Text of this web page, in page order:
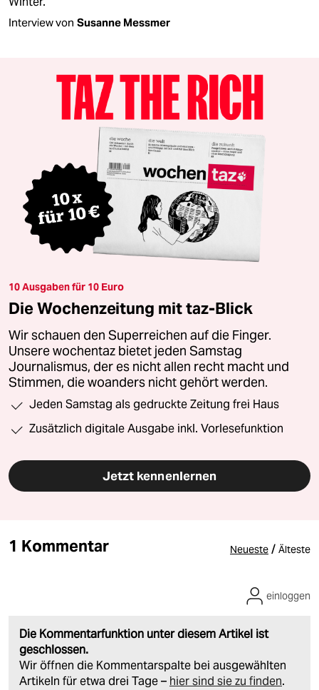
Interview von Susanne Messmer
10 Ausgaben für 10 Euro
Die Wochenzeitung mit taz-Blick
Wir schauen den Superreichen auf die Finger.
Unsere wochentaz bietet jeden Samstag
Journalismus, der es nicht allen recht macht und
Stimmen, die woanders nicht gehört werden.
Jeden Samstag als gedruckte Zeitung frei Haus
Zusätzlich digitale Ausgabe inkl. Vorlesefunktion
Jetzt kennenlernen
1 Kommentar Neueste / Älteste
Die Kommentarfunktion unter diesem Artikel ist
geschlossen.
Wir öffnen die Kommentarspalte bei ausgewählten
Artikeln für etwa drei Tage – hier sind sie zu finden.
einloggen